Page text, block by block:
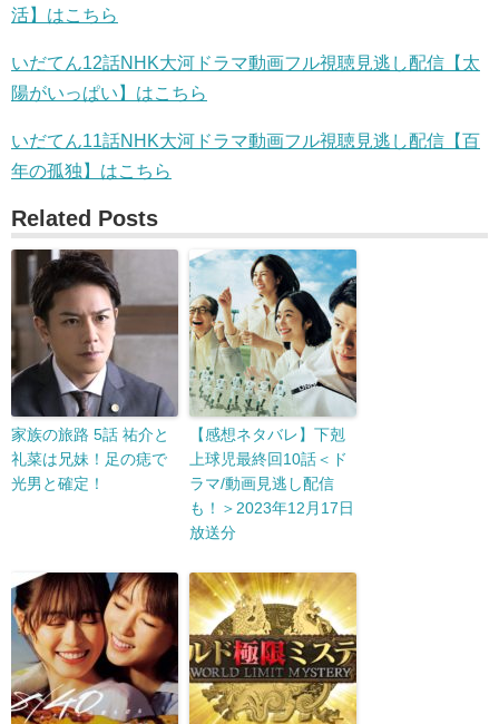
活】はこちら
いだてん12話NHK大河ドラマ動画フル視聴見逃し配信【太
陽がいっぱい】はこちら
いだてん11話NHK大河ドラマ動画フル視聴見逃し配信【百
年の孤独】はこちら
Related Posts
家族の旅路 5話 祐介と
礼菜は兄妹！足の痣で
光男と確定！
【感想ネタバレ】下剋
上球児最終回10話＜ド
ラマ/動画見逃し配信
も！＞2023年12月17日
放送分